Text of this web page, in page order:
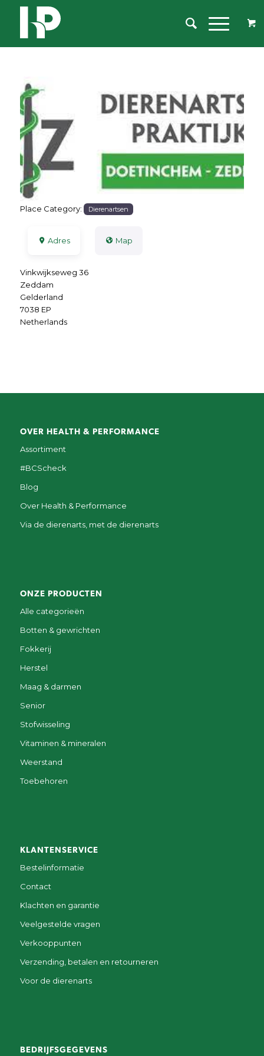
Previous Next
Place Category: Dierenartsen
Adres Map
Vinkwijkseweg 36
Zeddam
Gelderland
7038 EP
Netherlands
OVER HEALTH & PERFORMANCE
Assortiment
#BCScheck
Blog
Over Health & Performance
Via de dierenarts, met de dierenarts
ONZE PRODUCTEN
Alle categorieën
Botten & gewrichten
Fokkerij
Herstel
Maag & darmen
Senior
Stofwisseling
Vitaminen & mineralen
Weerstand
Toebehoren
KLANTENSERVICE
Bestelinformatie
Contact
Klachten en garantie
Veelgestelde vragen
Verkooppunten
Verzending, betalen en retourneren
Voor de dierenarts
BEDRIJFSGEGEVENS